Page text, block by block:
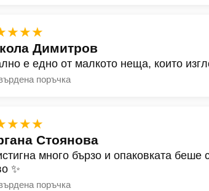
Димитров
е едно от малкото неща, които
поръчка
Стоянова
много бързо и опаковката
✨
поръчка